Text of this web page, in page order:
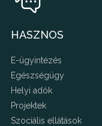
HASZNOS
E-ügyintézés
Egészségügy
Helyi adók
Projektek
Szociális ellátások